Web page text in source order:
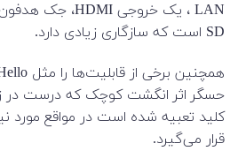
SD است که سازگاری زیادی دارد.
حسگر اثر انگشت کوچک که درست
کلید تعبیه شده است در مواقع مورد
قرار می‌گیرد.